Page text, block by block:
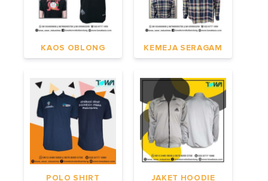
KAOS OBLONG KEMEJA SERAGAM
POLO SHIRT JAKET HOODIE